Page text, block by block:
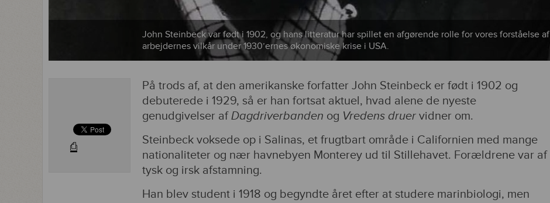
John Steinbeck var født i 1902, og hans litteratur har spillet en afgørende rolle for vores forståelse af
arbejdernes vilkår under 1930’ernes økonomiske krise i USA.
⎙
På trods af, at den amerikanske forfatter John Steinbeck er født i 1902 og
debuterede i 1929, så er han fortsat aktuel, hvad alene de nyeste
genudgivelser afDagdriverbanden og Vredens druer vidner om.
Steinbeck voksede op i Salinas, et frugtbart område i Californien med mange
nationaliteter og nær havnebyen Monterey ud til Stillehavet. Forældrene var af
tysk og irsk afstamning.
Han blev student i 1918 og begyndte året efter at studere marinbiologi, men